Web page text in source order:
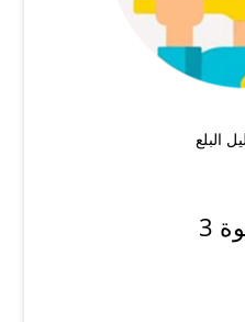
البلع
3